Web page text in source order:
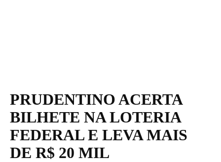
PRUDENTINO ACERTA
BILHETE NA LOTERIA
FEDERAL E LEVA MAIS
DE R$ 20 MIL